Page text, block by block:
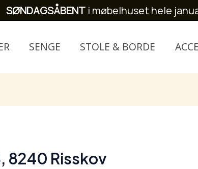
SØNDAGSÅBENTi møbelhuset hele
SENGE STOLE & BORDE
8240 Risskov